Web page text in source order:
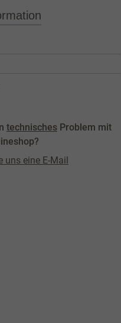
technisches Problem mit
uns eine E-Mail